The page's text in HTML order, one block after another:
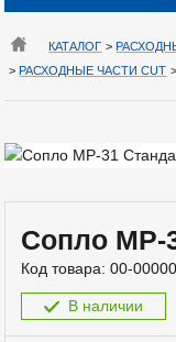
КАТАЛОГ >
>РАСХОДНЫЕ ЧАСТИ CUT
Сопло MP-
Код товара: 00-
В наличии